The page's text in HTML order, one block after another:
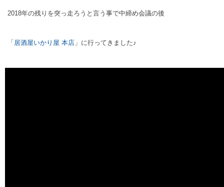
2018年の残りを突っ走ろうと言う事で中締め会議の後
「 居酒屋いかり屋 本店 」に行ってきました♪